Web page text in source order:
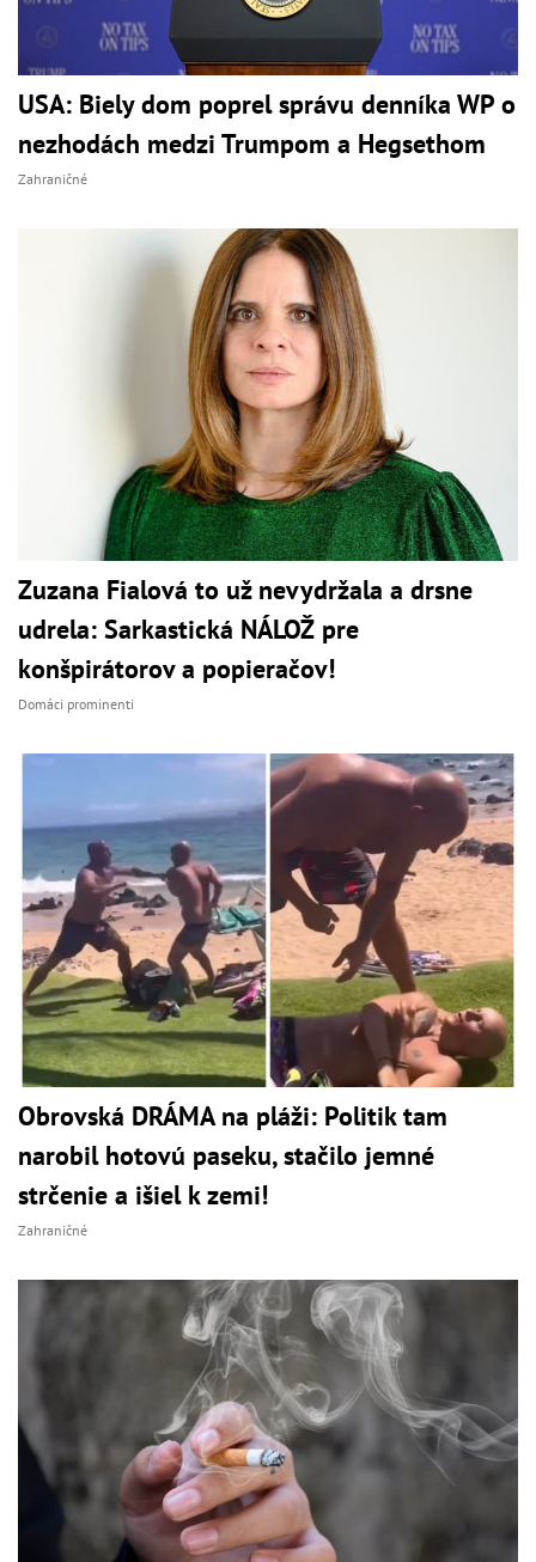
USA: Biely dom poprel správu denníka WP o
nezhodách medzi Trumpom a Hegsethom
Zahraničné
Zuzana Fialová to už nevydržala a drsne
udrela: Sarkastická NÁLOŽ pre
konšpirátorov a popieračov!
Domáci prominenti
Obrovská DRÁMA na pláži: Politik tam
narobil hotovú paseku, stačilo jemné
strčenie a išiel k zemi!
Zahraničné